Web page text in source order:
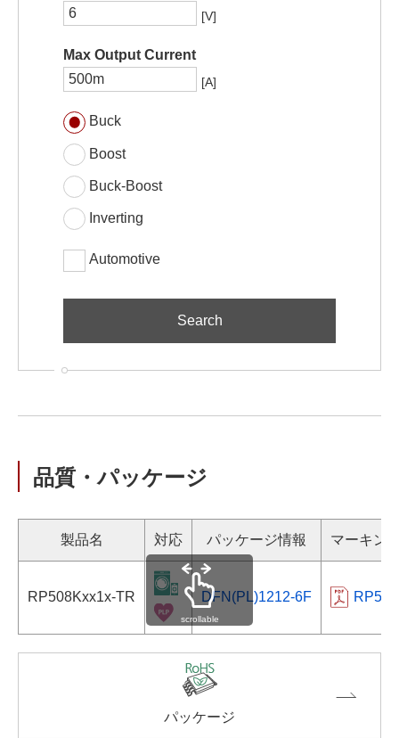
[V]
Max Output Current
[A]
Buck
Boost
Buck-Boost
Inverting
Automotive
品質・パッケージ
製品名 対応 パッケージ情報 マーキン
RP508Kxx1x-TR DFN(PL)1212-6F
scrollable
パッケージ